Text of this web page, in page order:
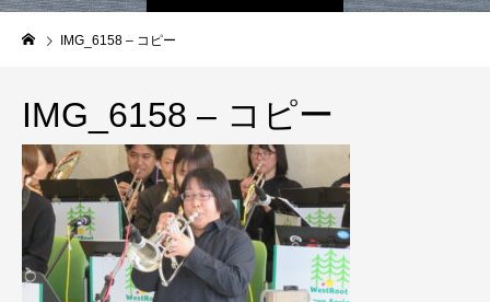
IMG_6158 – コピー
IMG_6158 – コピー